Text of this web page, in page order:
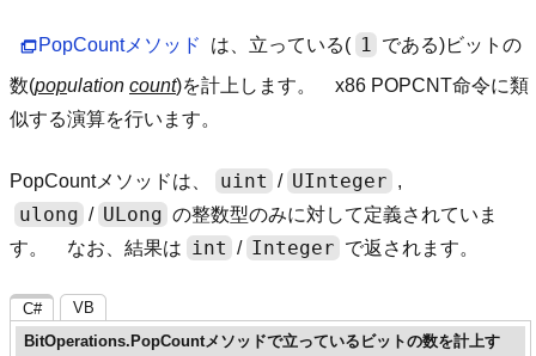
PopCountメソッド は、立っている( 1
である)ビットの
数(population count)を計上します。 x86 POPCNT命令に類
似する演算を行います。
PopCountメソッドは、 uint / UInteger ,
ulong / ULong の整数型のみに対して定義されていま
す。 なお、結果は
int / Integer で返されます。
C#
VB
BitOperations.PopCountメソッドで立っているビットの数を計上す